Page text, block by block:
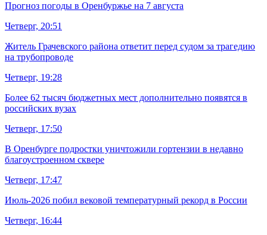
Прогноз погоды в Оренбуржье на 7 августа
Четверг, 20:51
Житель Грачевского района ответит перед судом за трагедию
на трубопроводе
Четверг, 19:28
Более 62 тысяч бюджетных мест дополнительно появятся в
российских вузах
Четверг, 17:50
В Оренбурге подростки уничтожили гортензии в недавно
благоустроенном сквере
Четверг, 17:47
Июль-2026 побил вековой температурный рекорд в России
Четверг, 16:44